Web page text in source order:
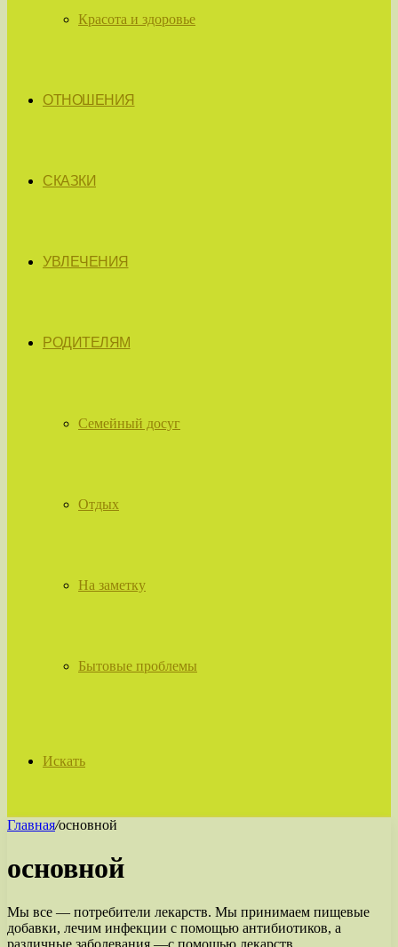
Красота и здоровье
ОТНОШЕНИЯ
СКАЗКИ
УВЛЕЧЕНИЯ
РОДИТЕЛЯМ
Семейный досуг
Отдых
На заметку
Бытовые проблемы
Искать
Главная/основной
основной
Мы все — потребители лекарств. Мы принимаем пищевые
добавки, лечим инфекции с помощью антибиотиков, а
различные заболевания —с помощью лекарств.